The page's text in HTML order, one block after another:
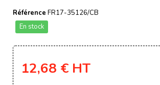
Référence FR17-35126/CB
En stock
12,68 € HT